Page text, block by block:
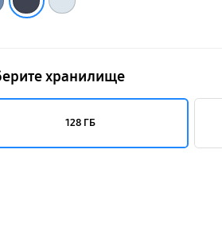
хранилище
128 ГБ